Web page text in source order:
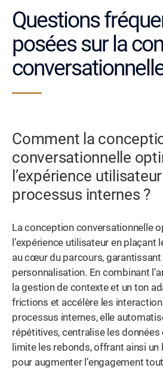
Questions
posées sur la
Comment la
conversationnelle
l’expérience
processus internes ?
La conception conversationnelle
l’expérience utilisateur en plaçant
au cœur du parcours,
personnalisation. En combinant
la gestion de contexte et un ton
frictions et accélère les
processus internes, elle
répétitives, centralise les données
limite les rebonds, offrant ainsi
pour augmenter l’engagement